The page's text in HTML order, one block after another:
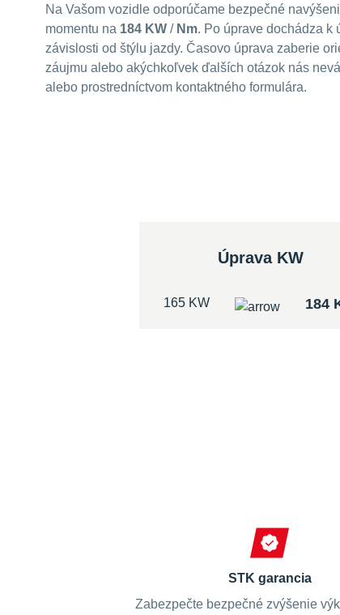
Na Vašom vozidle odporúčame bezpečné
momentu na 184 KW / Nm. Po úprave dochádza k
závislosti od štýlu jazdy. Časovo úprava zaberie
záujmu alebo akýchkoľvek ďalších otázok nás
alebo prostredníctvom kontaktného formulára.
Úprava KW
165 KW 184
STK garancia
Zabezpečte bezpečné zvýšenie